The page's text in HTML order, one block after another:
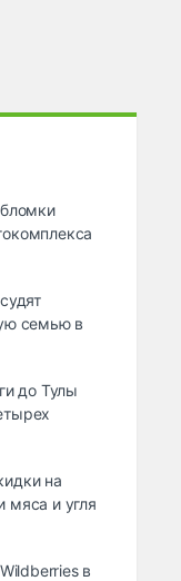
семью в
до Тулы
на
мяса и угля
в